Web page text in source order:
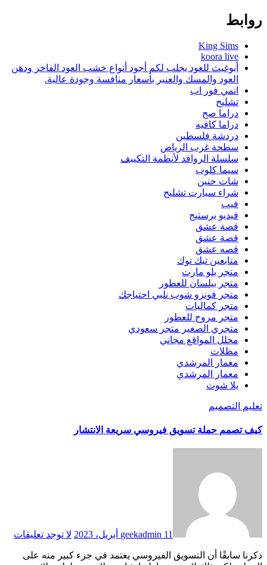
روابط
King Sims
koora live
أبوغيث للعود يجلب لكم أجود أنواع خشب العود الفاخر ودهن
العود والمسك والعنبر بأسعار منافسة وجودة عالية.
انمي فور اب
تشليح
دراما صح
دراما كافيه
دردشة فلسطين
سطحة غرب الرياض
سلسلة الروافد لأنظمة التكييف
سيما كلوب
شات حنين
شراء سيارت تشليح
فيب
فيديو برستيج
قصة عشق
قصة عشق
قصه عشق
متابعين تيك توك
متجر بلو مارت
متجر بيلسان للعطور
متجر فونزو شوب نلبي احتياجك
متجر كماليات
متجر مروج للعطور
متجري الصغير متجر سعودي
محلل المواقع مجاني
مظلات
معمار المرشدي
معمار المرشدي
يلا شوت
تعليم التصميم
كيف تصمم حملة تسويق فيروسي سريعة الانتشار
geekadmin 11 أبريل، 2023 لا توجد تعليقات
ذكرنا سابقًا أن التسويق الفيروسي يعتمد في جزء كبير منه على